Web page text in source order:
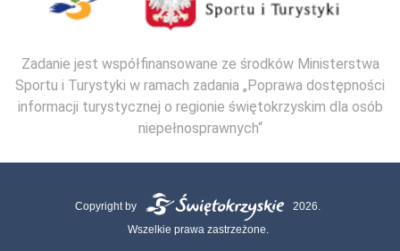
Zadanie jest współfinansowane ze środków Ministerstwa
Sportu i Turystyki w ramach zadania „Poprawa dostępności
informacji turystycznej o regionie świętokrzyskim dla osób
niepełnosprawnych“
Copyright by
2026.
Wszelkie prawa zastrzeżone.